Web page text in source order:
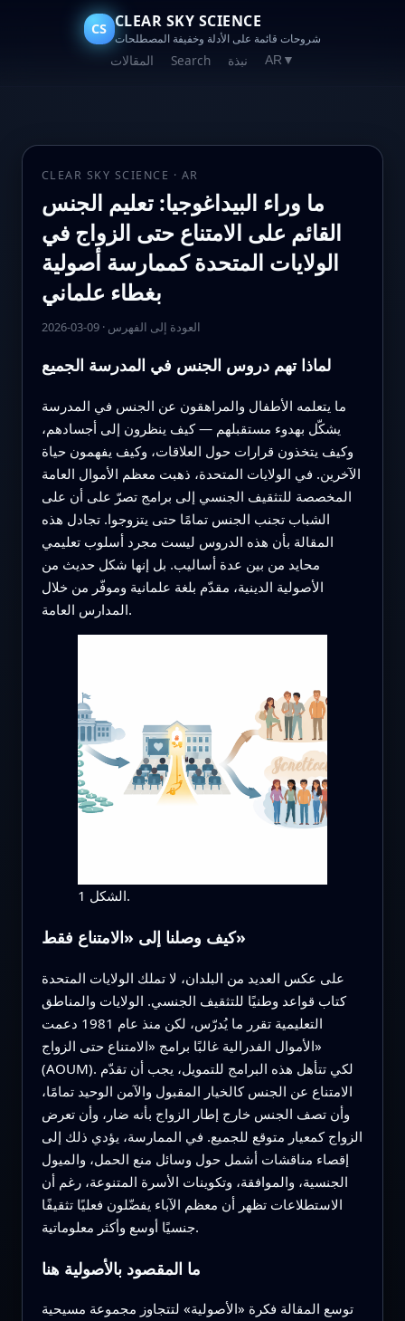
CS CLEAR SKY SCIENCE
شروحات قائمة على الأدلة وخفيفة المصطلحات
المقالات Search نبذة AR ▼
CLEAR SKY SCIENCE · AR
ما وراء البيداغوجيا: تعليم الجنس
القائم على الامتناع حتى الزواج في
الولايات المتحدة كممارسة أصولية
بغطاء علماني
2026-03-09· العودة إلى الفهرس
لماذا تهم دروس الجنس في المدرسة الجميع
ما يتعلمه الأطفال والمراهقون عن الجنس في المدرسة
يشكّل بهدوء مستقبلهم — كيف ينظرون إلى أجسادهم،
وكيف يتخذون قرارات حول العلاقات، وكيف يفهمون حياة
الآخرين. في الولايات المتحدة، ذهبت معظم الأموال العامة
المخصصة للتثقيف الجنسي إلى برامج تصرّ على أن على
الشباب تجنب الجنس تمامًا حتى يتزوجوا. تجادل هذه
المقالة بأن هذه الدروس ليست مجرد أسلوب تعليمي
محايد من بين عدة أساليب. بل إنها شكل حديث من
الأصولية الدينية، مقدّم بلغة علمانية وموفّر من خلال
المدارس العامة.
الشكل 1.
كيف وصلنا إلى «الامتناع فقط»
على عكس العديد من البلدان، لا تملك الولايات المتحدة
كتاب قواعد وطنيًا للتثقيف الجنسي. الولايات والمناطق
التعليمية تقرر ما يُدرّس، لكن منذ عام 1981 دعمت
الأموال الفدرالية غالبًا برامج «الامتناع حتى الزواج»
(AOUM). لكي تتأهل هذه البرامج للتمويل، يجب أن تقدّم
الامتناع عن الجنس كالخيار المقبول والآمن الوحيد تمامًا،
وأن تصف الجنس خارج إطار الزواج بأنه ضار، وأن تعرض
الزواج كمعيار متوقع للجميع. في الممارسة، يؤدي ذلك إلى
إقصاء مناقشات أشمل حول وسائل منع الحمل، والميول
الجنسية، والموافقة، وتكوينات الأسرة المتنوعة، رغم أن
الاستطلاعات تظهر أن معظم الآباء يفضّلون فعليًا تثقيفًا
جنسيًا أوسع وأكثر معلوماتية.
ما المقصود بالأصولية هنا
توسع المقالة فكرة «الأصولية» لتتجاوز مجموعة مسيحية